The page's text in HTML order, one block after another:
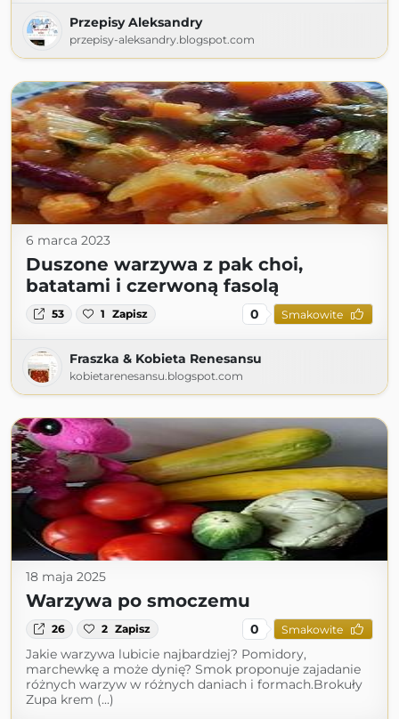
Przepisy Aleksandry
przepisy-aleksandry.blogspot.com
6 marca 2023
Duszone warzywa z pak choi,
batatami i czerwoną fasolą
53 1 Zapisz 0 Smakowite
Fraszka & Kobieta Renesansu
kobietarenesansu.blogspot.com
18 maja 2025
Warzywa po smoczemu
26 2 Zapisz 0 Smakowite
Jakie warzywa lubicie najbardziej? Pomidory,
marchewkę a może dynię? Smok proponuje zajadanie
różnych warzyw w różnych daniach i formach.Brokuły
Zupa krem (...)